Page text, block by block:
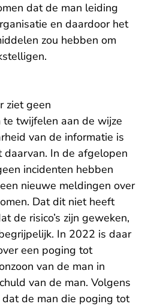
dat de man leiding
en daardoor het
zou hebben om
ziet geen
twijfelen aan de wijze
van de informatie is
In de afgelopen
incidenten hebben
nieuwe meldingen over
Dat dit niet heeft
de risico’s zijn geweken,
In 2022 is daar
een poging tot
van de man in
van de man. Volgens
de man die poging tot